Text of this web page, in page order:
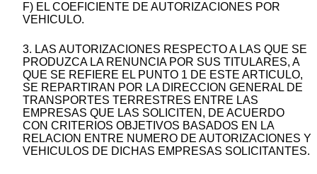
F) EL COEFICIENTE DE AUTORIZACIONES POR
VEHICULO.
3. LAS AUTORIZACIONES RESPECTO A LAS QUE SE
PRODUZCA LA RENUNCIA POR SUS TITULARES, A
QUE SE REFIERE EL PUNTO 1 DE ESTE ARTICULO,
SE REPARTIRAN POR LA DIRECCION GENERAL DE
TRANSPORTES TERRESTRES ENTRE LAS
EMPRESAS QUE LAS SOLICITEN, DE ACUERDO
CON CRITERIOS OBJETIVOS BASADOS EN LA
RELACION ENTRE NUMERO DE AUTORIZACIONES Y
VEHICULOS DE DICHAS EMPRESAS SOLICITANTES.